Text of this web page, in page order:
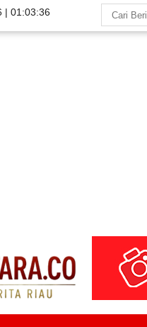
| 01:03:37